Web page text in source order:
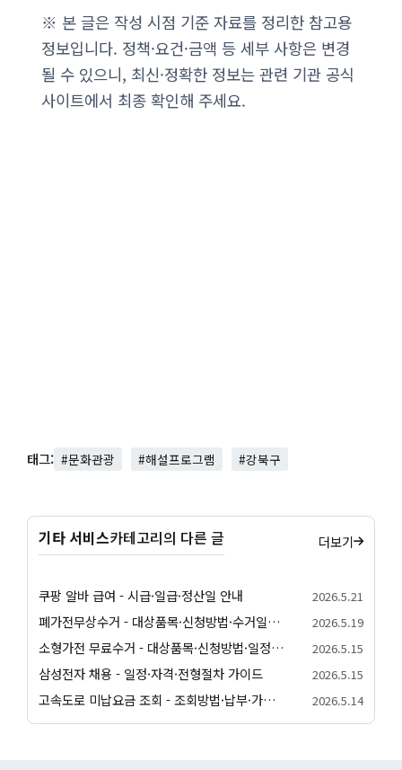
※ 본 글은 작성 시점 기준 자료를 정리한 참고용
정보입니다. 정책·요건·금액 등 세부 사항은 변경
될 수 있으니, 최신·정확한 정보는 관련 기관 공식
사이트에서 최종 확인해 주세요.
태그: #문화관광 #해설프로그램 #강북구
기타 서비스카테고리의 다른 글 더보기
쿠팡 알바 급여 - 시급·일급·정산일 안내 2026.5.21
폐가전무상수거 - 대상품목·신청방법·수거일정 안내 2026.5.19
소형가전 무료수거 - 대상품목·신청방법·일정 안내 2026.5.15
삼성전자 채용 - 일정·자격·전형절차 가이드 2026.5.15
고속도로 미납요금 조회 - 조회방법·납부·가산금 안내 2026.5.14